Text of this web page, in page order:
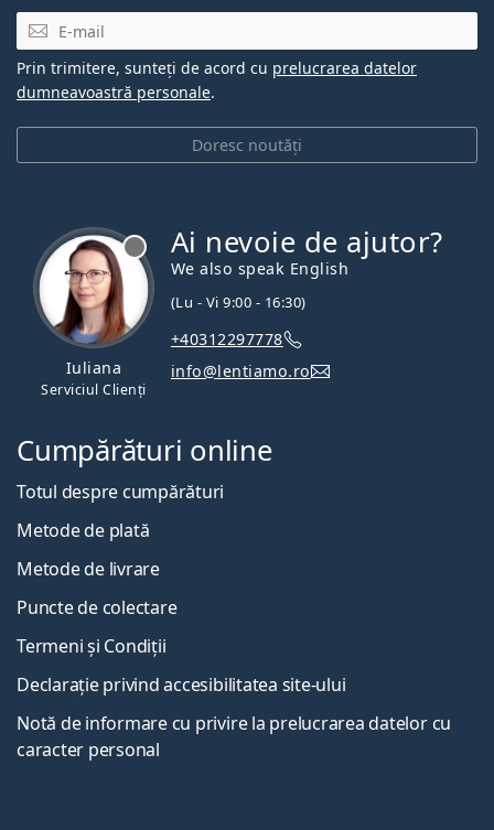
E-mail
Doresc noutăți
Prin trimitere, sunteți de acord cu prelucrarea datelor
dumneavoastră personale.
Iuliana
Serviciul Clienți
Ai nevoie de ajutor?
We also speak English
(Lu - Vi 9:00 - 16:30)
+40312297778
info@lentiamo.ro
Cumpărături online
Totul despre cumpărături
Metode de plată
Metode de livrare
Puncte de colectare
Termeni și Condiții
Declarație privind accesibilitatea site-ului
Notă de informare cu privire la prelucrarea datelor cu
caracter personal